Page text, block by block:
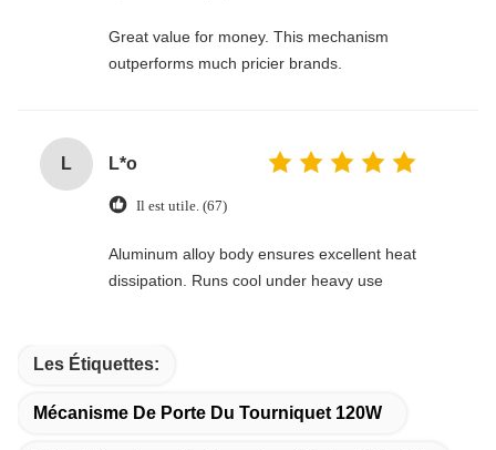
Great value for money. This mechanism
outperforms much pricier brands.
L L*o
Il est utile. (67)
Aluminum alloy body ensures excellent heat
dissipation. Runs cool under heavy use
Les Étiquettes:
Mécanisme De Porte Du Tourniquet 120W